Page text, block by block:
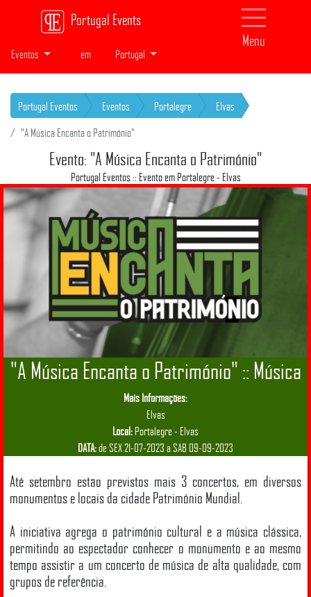
Portugal Events
Menu
Eventos em Portugal
Portugal Eventos Eventos Portalegre
Elvas
"A Música Encanta o Património"
Evento: "A Música Encanta o Património"
Portugal Eventos :: Evento em Portalegre - Elvas
"A Música Encanta o Património" :: Música
Mais Informações:
Elvas
Local: Portalegre - Elvas
DATA:de SEX 21-07-2023 a SAB 09-09-2023
Até setembro estão previstos mais 3 concertos, em diversos
monumentos e locais da cidade Património Mundial.
A iniciativa agrega o património cultural e a música clássica,
permitindo ao espectador conhecer o monumento e ao mesmo
tempo assistir a um concerto de música de alta qualidade, com
grupos de referência.